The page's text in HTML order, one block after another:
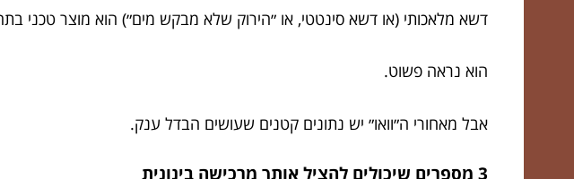
דשא מלאכותי (או דשא סינטטי, או ״הירוק שלא מבקש מים״) הוא מוצר טכני
הוא נראה פשוט.
אבל מאחורי ה״וואו״ יש נתונים קטנים שעושים הבדל ענק.
3 מספרים שיכולים להציל אותך מרכישה בינונית